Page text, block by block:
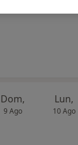
Dom,
9 Ago
Lun,
10 Ago